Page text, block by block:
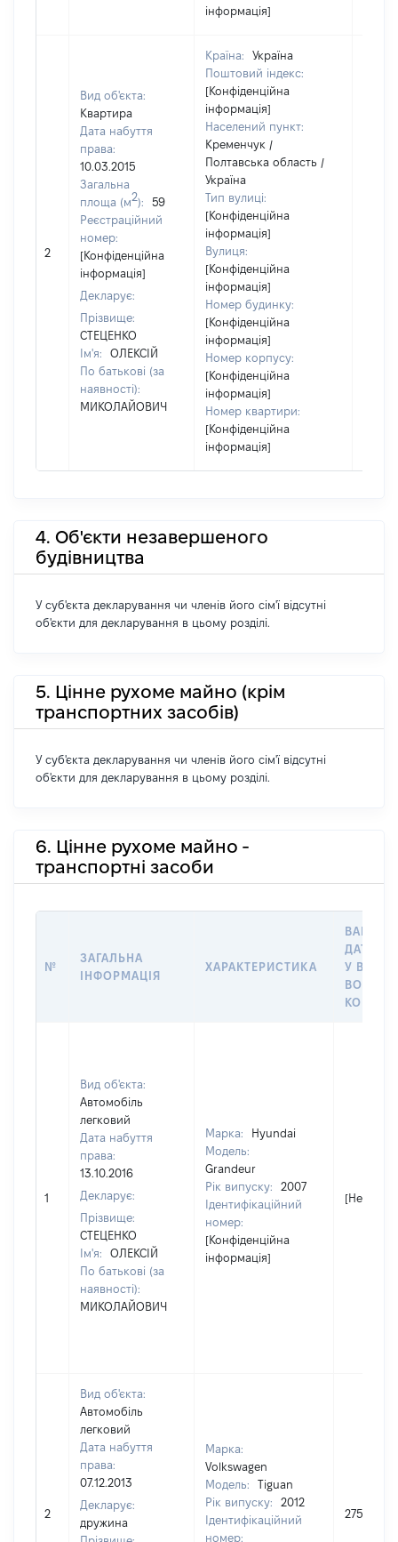
інформація]
2
Вид об'єкта:
Квартира
Дата набуття
права:
10.03.2015
Загальна
площа (м2):
59
Реєстраційний
номер:
[Конфіденційна
інформація]
Декларує:
Прізвище:
СТЕЦЕНКО
Ім'я:
ОЛЕКСІЙ
По батькові (за
наявності):
МИКОЛАЙОВИЧ
Країна:
Україна
Поштовий індекс:
[Конфіденційна
інформація]
Населений пункт:
Кременчук /
Полтавська область /
Україна
Тип вулиці:
[Конфіденційна
інформація]
Вулиця:
[Конфіденційна
інформація]
Номер будинку:
[Конфіденційна
інформація]
Номер корпусу:
[Конфіденційна
інформація]
Номер квартири:
[Конфіденційна
інформація]
4. Об'єкти незавершеного
будівництва
У суб'єкта декларування чи членів його сім'ї відсутні
об'єкти для декларування в цьому розділі.
5. Цінне рухоме майно (крім
транспортних засобів)
У суб'єкта декларування чи членів його сім'ї відсутні
об'єкти для декларування в цьому розділі.
6. Цінне рухоме майно -
транспортні засоби
№
ЗАГАЛЬНА
ІНФОРМАЦІЯ
ХАРАКТЕРИСТИКА
ДАТУ
У
1
Вид об'єкта:
Автомобіль
легковий
Дата набуття
права:
13.10.2016
Декларує:
Прізвище:
СТЕЦЕНКО
Ім'я:
ОЛЕКСІЙ
По батькові (за
наявності):
МИКОЛАЙОВИЧ
Марка:
Hyundai
Модель:
Grandeur
Рік випуску:
2007
Ідентифікаційний
номер:
[Конфіденційна
інформація]
[Не
2
Вид об'єкта:
Автомобіль
легковий
Дата набуття
права:
07.12.2013
Декларує:
дружина
Марка:
Volkswagen
Модель:
Tiguan
Рік випуску:
2012
Ідентифікаційний
номер:
275000